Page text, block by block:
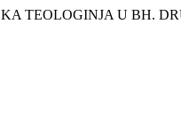
TEOLOGINJA U BH.